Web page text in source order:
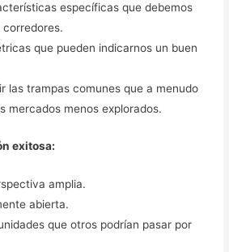
específicas que debemos
que pueden indicarnos un buen
las trampas comunes que a menudo
mercados menos explorados.
exitosa:
amplia.
abierta.
que otros podrían pasar por